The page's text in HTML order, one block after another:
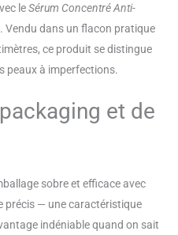
être mélangés, utilisés
et superposés en
des besoins de votre
Contenu : 1x Sérum
leSérum Concentré Anti-
. Vendu dans un flacon pratique
ce produit se distingue
peaux à imperfections.
et de
sobre et efficace avec
précis — une caractéristique
indéniable quand on sait